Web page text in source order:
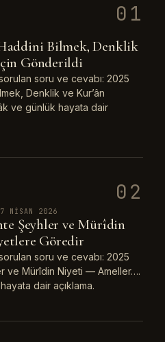
01
Bilmek, Denklik
Gönderildi
soru ve cevabı: 2025
Denklik ve Kur’ân
ve günlük hayata dair
02
NISAN 2026
Şeyhler ve Mürîdin
Göredir
soru ve cevabı: 2025
ve Mürîdin Niyeti — Ameller….
dair açıklama.